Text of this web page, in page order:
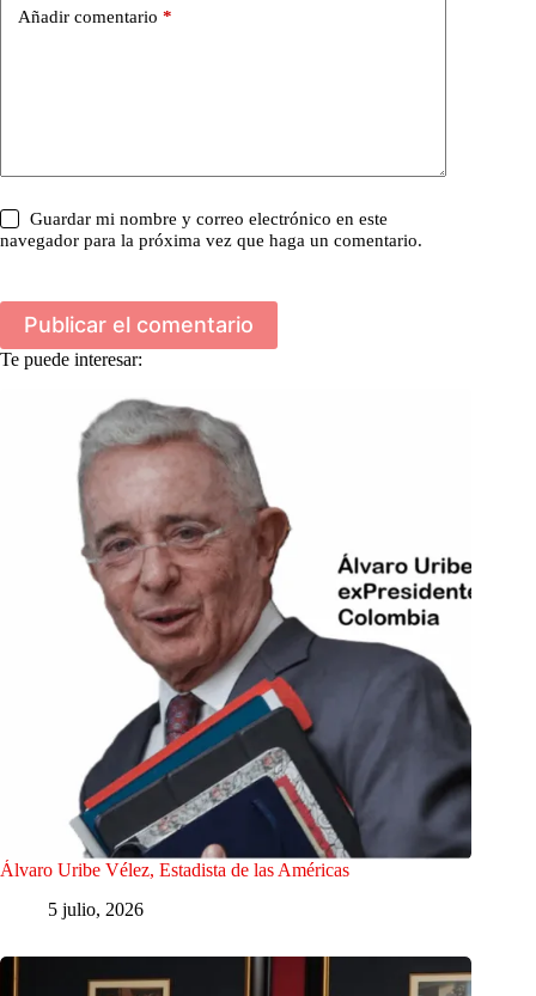
Añadir comentario *
Guardar mi nombre y correo electrónico en este
navegador para la próxima vez que haga un comentario.
Publicar el comentario
Te puede interesar:
Álvaro Uribe Vélez, Estadista de las Américas
5 julio, 2026